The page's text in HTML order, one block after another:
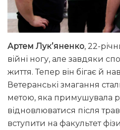
Артем Лукʼяненко, 22-
війні ногу, але завдяки
життя. Тепер він бігає й
Ветеранські змагання
метою, яка примушувала
відновлюватися після
вступити на факультет